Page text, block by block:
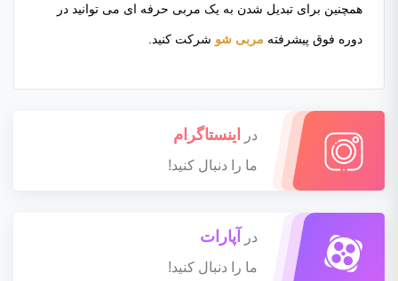
همچنین برای تبدیل شدن به یک مربی حرفه ای می توانید در
دوره فوق پیشرفته مربی شو شرکت کنید.
در اینستاگرام
ما را دنبال کنید!
در آپارات
ما را دنبال کنید!